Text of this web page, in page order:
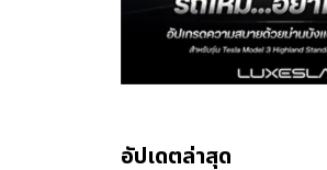
อัปเดตล่าสุด